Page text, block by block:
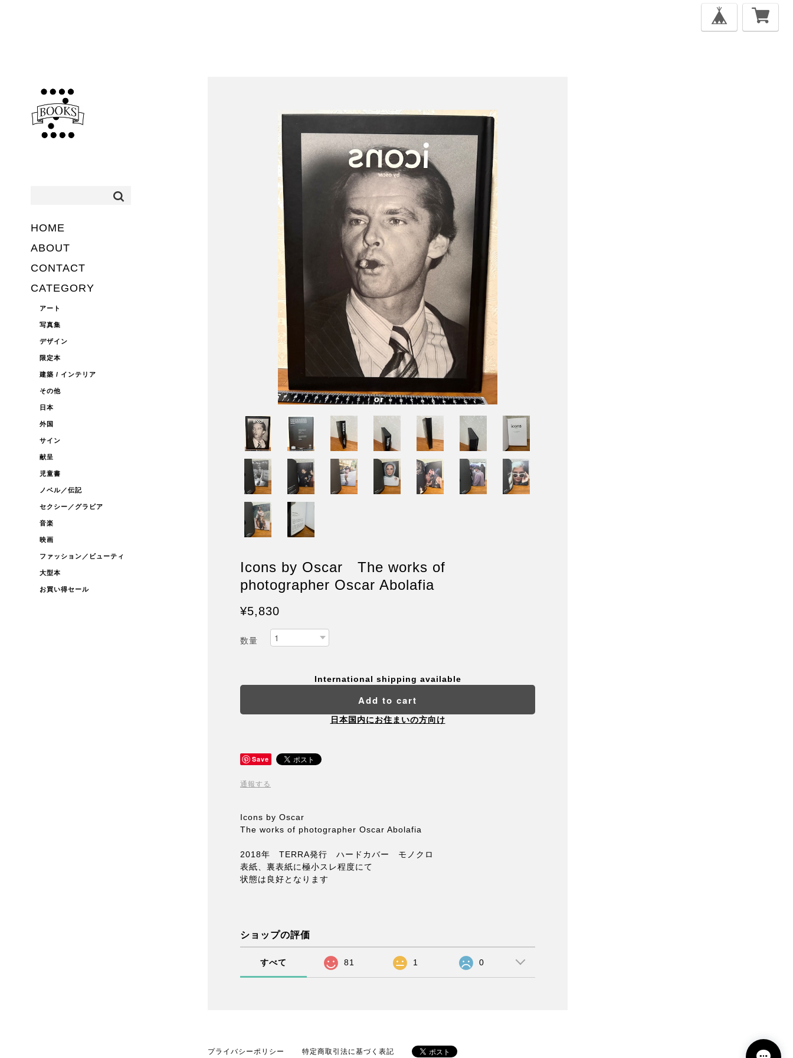
HOME
ABOUT
CONTACT
CATEGORY
アート
写真集
デザイン
限定本
建築 / インテリア
その他
日本
外国
サイン
献呈
児童書
ノベル／伝記
セクシー／グラビア
音楽
映画
ファッション／ビューティ
大型本
お買い得セール
Icons by Oscar The works of
photographer Oscar Abolafia
¥5,830
数量
International shipping available
Add to cart
日本国内にお住まいの方向け
Save
通報する
Icons by Oscar
The works of photographer Oscar Abolafia
2018年 TERRA発行 ハードカバー モノクロ
表紙、裏表紙に極小スレ程度にて
状態は良好となります
ショップの評価
すべて 81 1 0
プライバシーポリシー 特定商取引法に基づく表記